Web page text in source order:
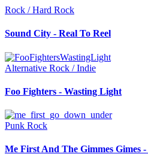
Rock / Hard Rock
Sound City - Real To Reel
Alternative Rock / Indie
Foo Fighters - Wasting Light
Punk Rock
Me First And The Gimmes Gimes